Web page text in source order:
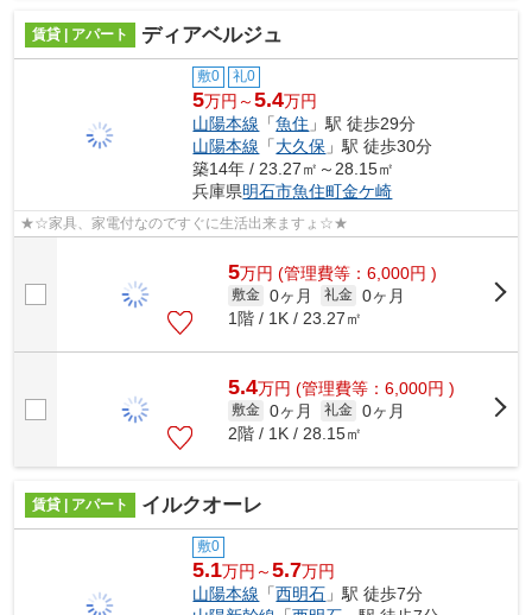
賃貸 | アパート ディアベルジュ
敷0 礼0
5万円～5.4万円
山陽本線 「魚住 」駅 徒歩29分
山陽本線 「大久保 」駅 徒歩30分
築14年 / 23.27㎡～28.15㎡
兵庫県明石市魚住町金ケ崎
★☆家具、家電付なのですぐに生活出来ますょ☆★
5万円 (管理費等：6,000円 )
敷金 0ヶ月 礼金 0ヶ月
1階 / 1K / 23.27㎡
5.4万円 (管理費等：6,000円 )
敷金 0ヶ月 礼金 0ヶ月
2階 / 1K / 28.15㎡
賃貸 | アパート イルクオーレ
敷0
5.1万円～5.7万円
山陽本線 「西明石 」駅 徒歩7分